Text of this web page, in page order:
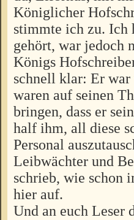
Königlicher
stimmte ich zu. Ich
gehört, war jedoch
Königs
schnell klar: Er
waren auf seinen
bringen, dass er
half ihm, all diese
Personal
Leibwächter und
schrieb, wie schon
hier auf.
Und an euch Leser